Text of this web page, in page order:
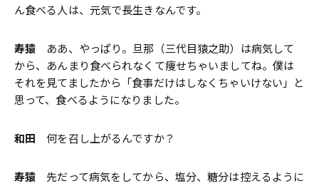
ん食べる人は、元気で長生きなんです。
寿猿 ああ、やっぱり。旦那（三代目猿之助）は病気して
から、あんまり食べられなくて痩せちゃいましてね。僕は
それを見てましたから「食事だけはしなくちゃいけない」と
思って、食べるようになりました。
和田 何を召し上がるんですか？
寿猿 先だって病気をしてから、塩分、糖分は控えるように